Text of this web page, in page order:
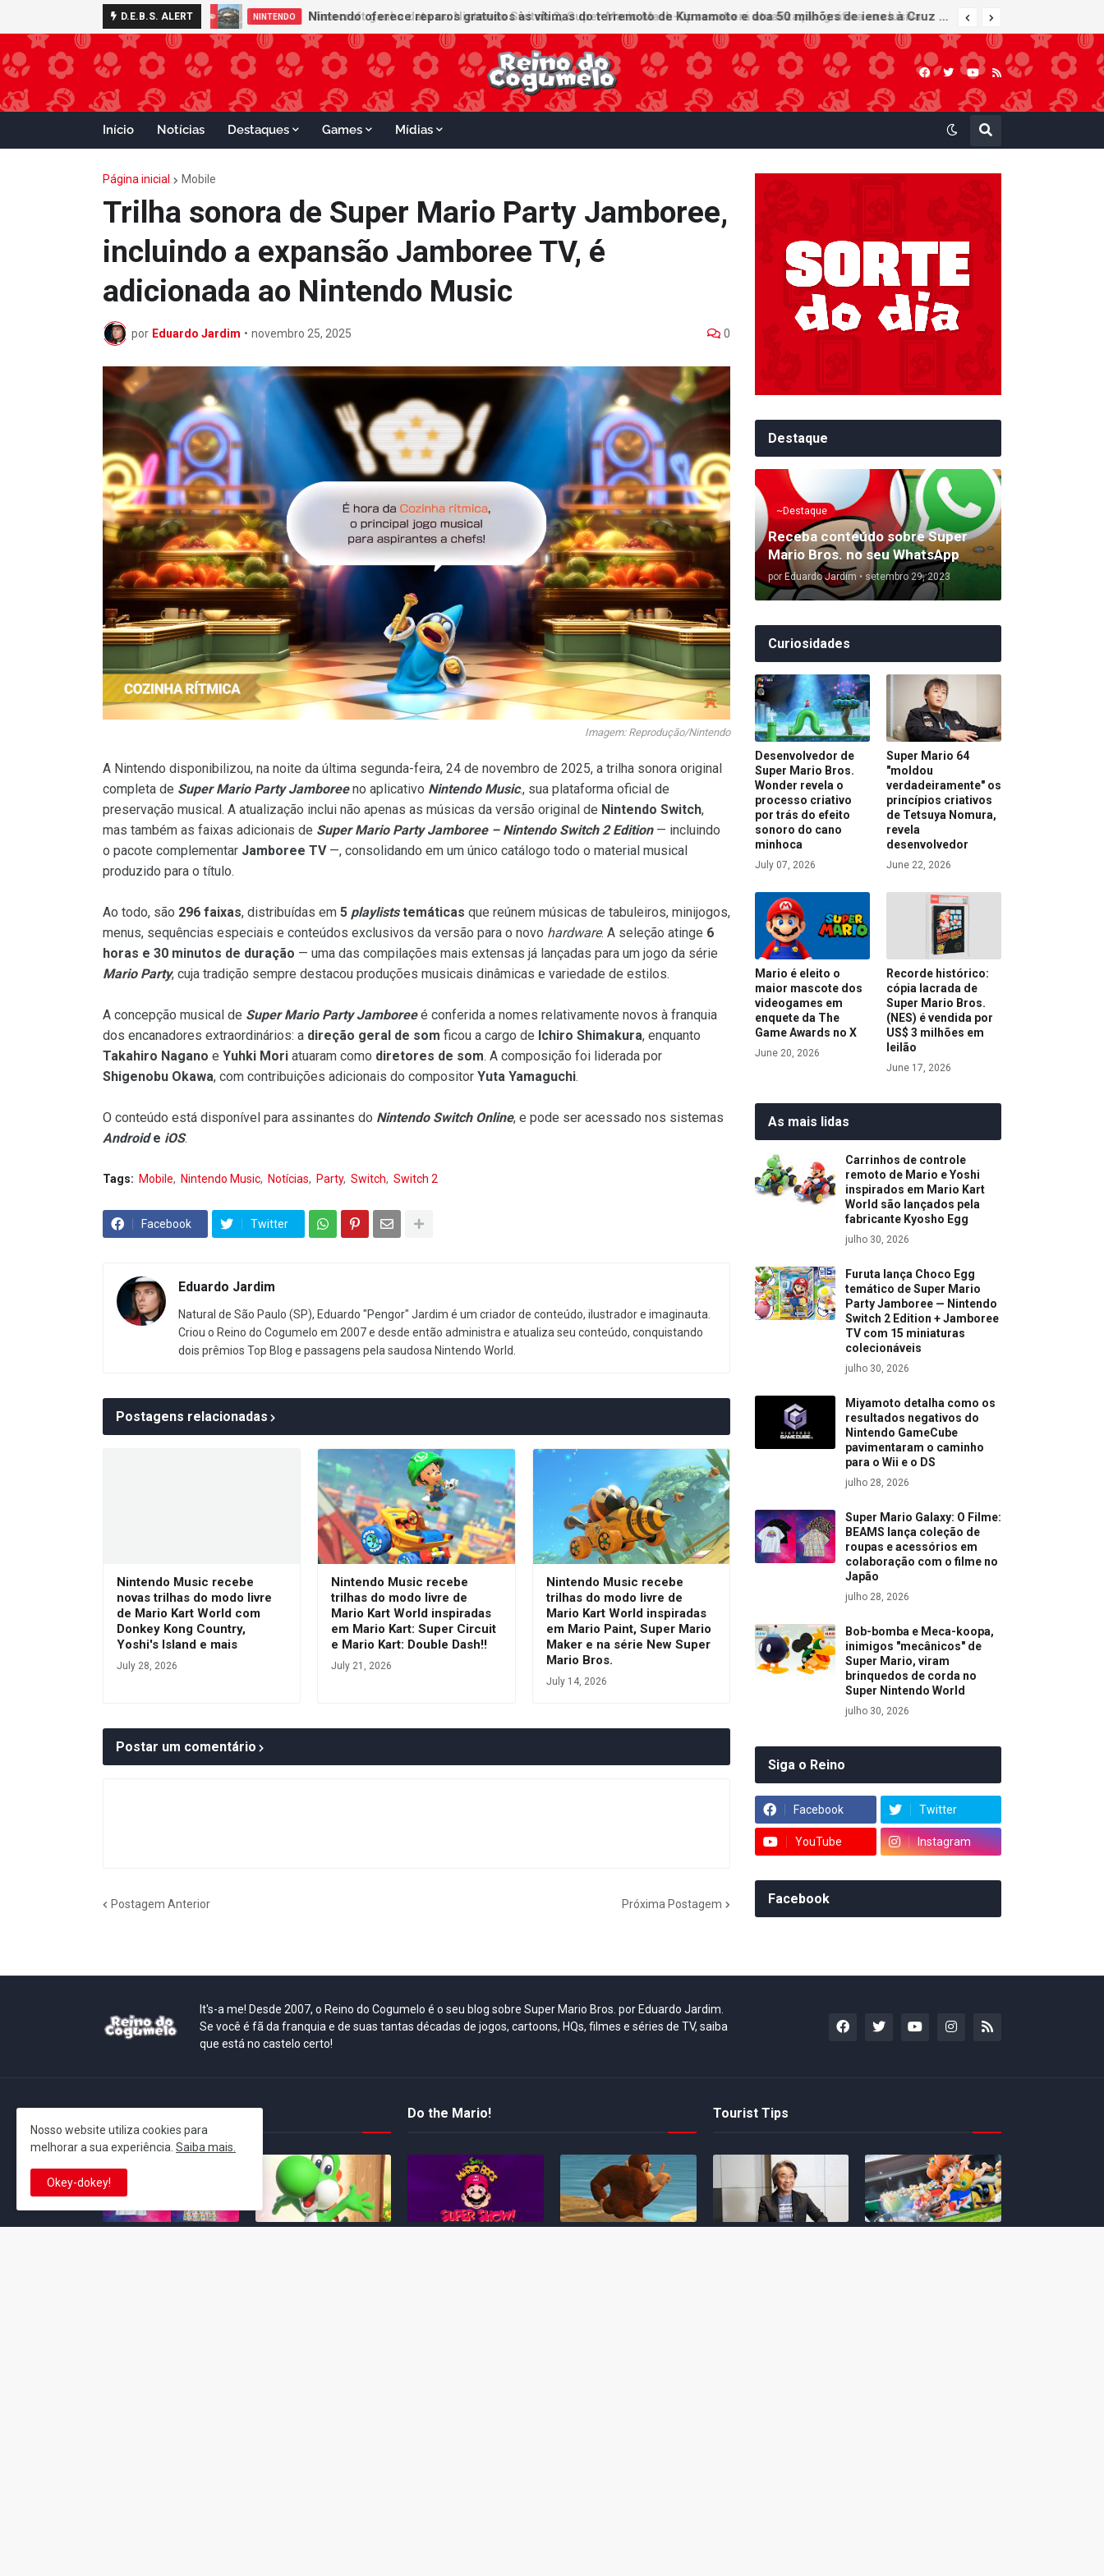
D.E.B.S. ALERT NINTENDO Nintendo oferece reparos gratuitos às vítimas do terremoto de Kumamoto e doa 50 milhões de ienes à Cruz Vermelha
Início Notícias Destaques Games Mídias
Página inicial Mobile
Trilha sonora de Super Mario Party Jamboree,
incluindo a expansão Jamboree TV, é
adicionada ao Nintendo Music
por Eduardo Jardim • novembro 25, 2025 0
Imagem: Reprodução/Nintendo
A Nintendo disponibilizou, na noite da última segunda-feira, 24 de novembro de 2025, a trilha sonora original
completa de Super Mario Party Jamboreeno aplicativo Nintendo Music., sua plataforma oficial de
preservação musical. A atualização inclui não apenas as músicas da versão original de Nintendo Switch,
mas também as faixas adicionais de Super Mario Party Jamboree – Nintendo Switch 2 Edition— incluindo
o pacote complementar Jamboree TV—, consolidando em um único catálogo todo o material musical
produzido para o título.
Ao todo, são 296 faixas, distribuídas em 5 playliststemáticas que reúnem músicas de tabuleiros, minijogos,
menus, sequências especiais e conteúdos exclusivos da versão para o novo hardware. A seleção atinge 6
horas e 30 minutos de duração — uma das compilações mais extensas já lançadas para um jogo da série
Mario Party, cuja tradição sempre destacou produções musicais dinâmicas e variedade de estilos.
A concepção musical de Super Mario Party Jamboreeé conferida a nomes relativamente novos à franquia
dos encanadores extraordinários: a direção geral de som ficou a cargo de Ichiro Shimakura, enquanto
Takahiro Nagano e Yuhki Mori atuaram como diretores de som. A composição foi liderada por
Shigenobu Okawa, com contribuições adicionais do compositor Yuta Yamaguchi.
O conteúdo está disponível para assinantes do Nintendo Switch Online, e pode ser acessado nos sistemas
Androide iOS.
Tags: Mobile Nintendo Music Notícias Party Switch Switch 2
Facebook Twitter
Eduardo Jardim
Natural de São Paulo (SP), Eduardo "Pengor" Jardim é um criador de conteúdo, ilustrador e imaginauta.
Criou o Reino do Cogumelo em 2007 e desde então administra e atualiza seu conteúdo, conquistando
dois prêmios Top Blog e passagens pela saudosa Nintendo World.
Postagens relacionadas
Nintendo Music recebe
novas trilhas do modo livre
de Mario Kart World com
Donkey Kong Country,
Yoshi's Island e mais
July 28, 2026
Nintendo Music recebe
trilhas do modo livre de
Mario Kart World inspiradas
em Mario Kart: Super Circuit
e Mario Kart: Double Dash!!
July 21, 2026
Nintendo Music recebe
trilhas do modo livre de
Mario Kart World inspiradas
em Mario Paint, Super Mario
Maker e na série New Super
Mario Bros.
July 14, 2026
Postar um comentário
Postagem Anterior Próxima Postagem
Destaque
~Destaque
Receba conteúdo sobre Super
Mario Bros. no seu WhatsApp
por Eduardo Jardim • setembro 29, 2023
Curiosidades
Desenvolvedor de
Super Mario Bros.
Wonder revela o
processo criativo
por trás do efeito
sonoro do cano
minhoca
July 07, 2026
Super Mario 64
"moldou
verdadeiramente" os
princípios criativos
de Tetsuya Nomura,
revela
desenvolvedor
June 22, 2026
Mario é eleito o
maior mascote dos
videogames em
enquete da The
Game Awards no X
June 20, 2026
Recorde histórico:
cópia lacrada de
Super Mario Bros.
(NES) é vendida por
US$ 3 milhões em
leilão
June 17, 2026
As mais lidas
Carrinhos de controle
remoto de Mario e Yoshi
inspirados em Mario Kart
World são lançados pela
fabricante Kyosho Egg
julho 30, 2026
Furuta lança Choco Egg
temático de Super Mario
Party Jamboree — Nintendo
Switch 2 Edition + Jamboree
TV com 15 miniaturas
colecionáveis
julho 30, 2026
Miyamoto detalha como os
resultados negativos do
Nintendo GameCube
pavimentaram o caminho
para o Wii e o DS
julho 28, 2026
Super Mario Galaxy: O Filme:
BEAMS lança coleção de
roupas e acessórios em
colaboração com o filme no
Japão
julho 28, 2026
Bob-bomba e Meca-koopa,
inimigos "mecânicos" de
Super Mario, viram
brinquedos de corda no
Super Nintendo World
julho 30, 2026
Siga o Reino
Facebook Twitter
YouTube Instagram
Facebook
It's-a me! Desde 2007, o Reino do Cogumelo é o seu blog sobre Super Mario Bros. por Eduardo Jardim.
Se você é fã da franquia e de suas tantas décadas de jogos, cartoons, HQs, filmes e séries de TV, saiba
que está no castelo certo!
Do the Mario! Tourist Tips
Nosso website utiliza cookies para
melhorar a sua experiência. Saiba mais.
Okey-dokey!